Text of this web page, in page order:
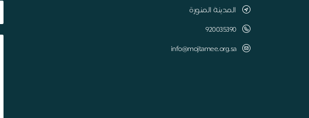
المدينة المنورة
920035390
info@mojtamee.org.sa